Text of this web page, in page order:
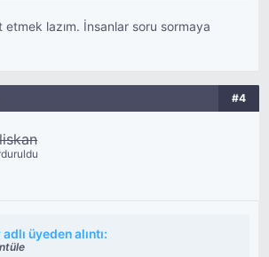
lazım. İnsanlar soru sormaya
#4
üyeden alıntı: